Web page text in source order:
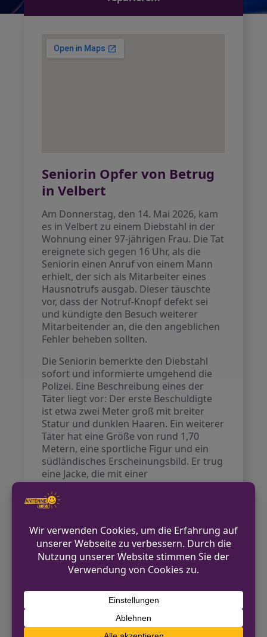
Seniorin Opfer von Betrug
in Velbert
Am Donnerstag, den 14. Mai 2026, kam
es in Velbert zu einem Diebstahl in der
Wohnung einer 97-jährigen Frau. Die Tat
ereignete sich gegen 16 Uhr, als die
Seniorin einen Anruf von einem Mann
erhielt, der sich als Mitarbeiter eines
Hausnotrufs ausgab. Dieser täuschte
vor, dass der Notruf-Knopf defekt sei
und kündigte den Besuch weiterer
Mitarbeitender an, die den angeblichen
Fehler beheben sollten.
Die Seniorin bemerkte den Diebstahl
sofort und informierte umgehend die
Polizei. Eine Beschreibung eines der
Täter liegt vor: Der erste Beschuldigte
ist etwa zwei Meter groß mit breiter
Statur und dunklen Haaren. Ein weiterer
Täter hat eine Größe von rund 1,70
Metern, eine sportliche Figur und ein
südländisches Erscheinungsbild. Er trug
eine Jacke, die mit einer
hilfsorganisation verbunden sein
könnte.
Vorfall, um vor ähnlichen
Betrugsmaschen zu warnen. Es wird
geraten, keine Fremden in die eigene
Wohnung zu lassen und in
Polizei zu kontaktieren.